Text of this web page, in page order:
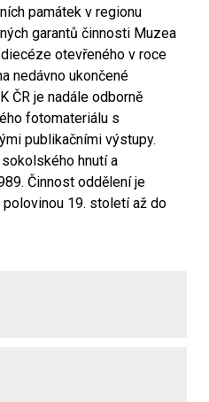
památek v regionu
garantů činnosti Muzea
otevřeného v roce
nedávno ukončené
ČR je nadále odborně
fotomateriálu s
publikačními výstupy.
hnutí a
Činnost oddělení je
19. století až do